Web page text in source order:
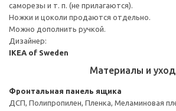
саморезы и т. п. (не прилагаются).
Ножки и цоколи продаются отдельно.
Можно дополнить ручкой.
Дизайнер:
IKEA of Sweden
Материалы и уход
Фронтальная панель ящика
ДСП, Полипропилен, Пленка, Меламиновая